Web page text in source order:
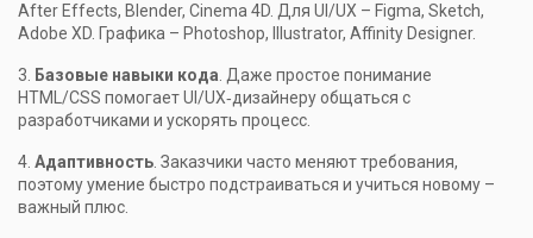
After Effects, Blender, Cinema 4D. Для UI/UX – Figma, Sketch,
Adobe XD. Графика – Photoshop, Illustrator, Affinity Designer.
3. Базовые навыки кода . Даже простое понимание
HTML/CSS помогает UI/UX‑дизайнеру общаться с
разработчиками и ускорять процесс.
4. Адаптивность . Заказчики часто меняют требования,
поэтому умение быстро подстраиваться и учиться новому –
важный плюс.